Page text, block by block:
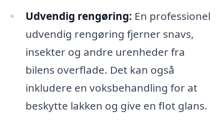
Udvendig rengøring: En professionel
udvendig rengøring fjerner snavs,
insekter og andre urenheder fra
bilens overflade. Det kan også
inkludere en voksbehandling for at
beskytte lakken og give en flot glans.